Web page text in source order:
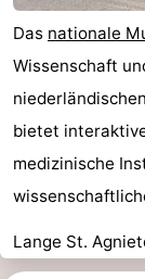
Das nationale
Wissenschaft
bietet
medizinische
Lange St.